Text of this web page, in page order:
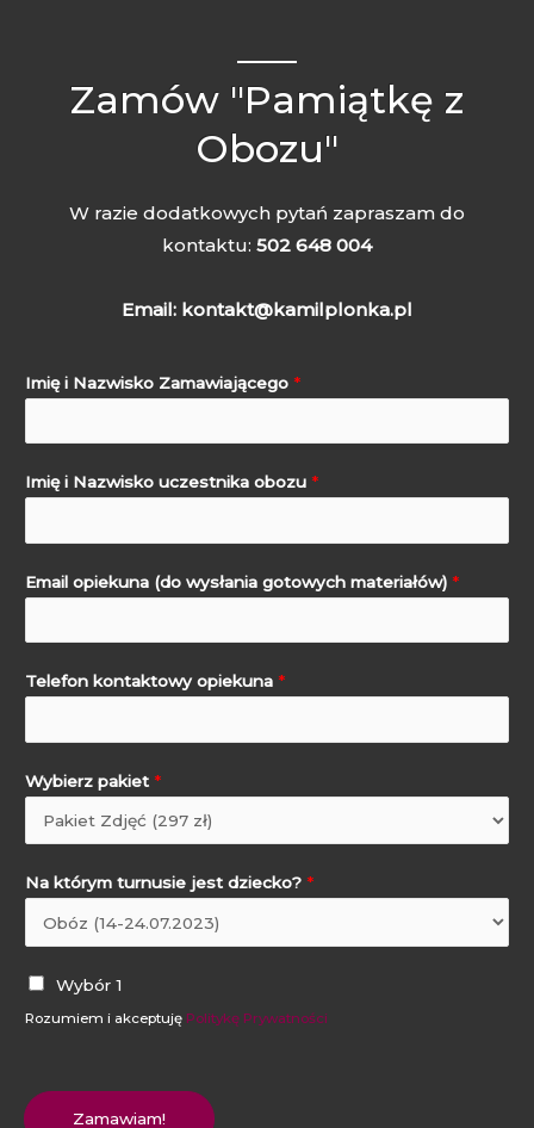
Zamów "Pamiątkę z
Obozu"
W razie dodatkowych pytań zapraszam do
kontaktu: 502 648 004
Email: kontakt@kamilplonka.pl
Imię i Nazwisko Zamawiającego *
Imię i Nazwisko uczestnika obozu *
Email opiekuna (do wysłania gotowych materiałów) *
Telefon kontaktowy opiekuna *
Wybierz pakiet *
Na którym turnusie jest dziecko? *
Wybór 1
Rozumiem i akceptuję Politykę Prywatności
Zamawiam!